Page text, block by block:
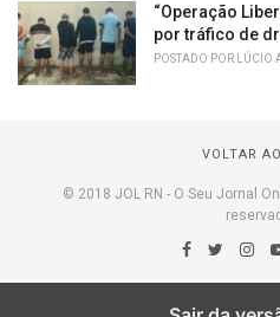
“Operação
por tráfico de
POSTADO POR LÚCIO
VOLTAR
© 2018 JOL RN - O Seu Jornal